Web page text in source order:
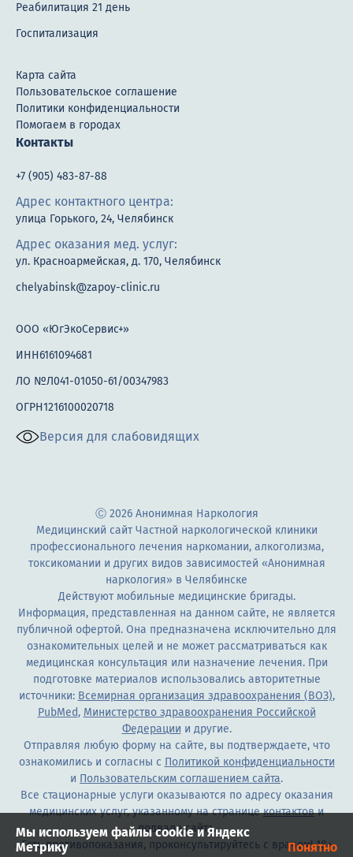
Карта сайта
Пользовательское соглашение
Политики конфиденциальности
Помогаем в городах
Контакты
+7 (905) 483-87-88
Адрес контактного центра:
улица Горького, 24, Челябинск
Адрес оказания мед. услуг:
ул. Красноармейская, д. 170, Челябинск
chelyabinsk@zapoy-clinic.ru
ООО «ЮгЭкоСервис+»
ИНН6161094681
ЛО №Л041-01050-61/00347983
ОГРН1216100020718
Версия для слабовидящих
Реабилитация 21 день
Госпитализация
Ⓒ 2026 Анонимная Наркология
Медицинский сайт Частной наркологической клиники
профессионального лечения наркомании, алкоголизма,
токсикомании и других видов зависимостей «Анонимная
наркология» в Челябинске
Действуют мобильные медицинские бригады.
Информация, представленная на данном сайте, не является
публичной офертой. Она предназначена исключительно для
ознакомительных целей и не может рассматриваться как
медицинская консультация или назначение лечения. При
подготовке материалов использовались авторитетные
источники: Всемирная организация здравоохранения (ВОЗ),
PubMed, Министерство здравоохранения Российской
Федерации и другие.
Отправляя любую форму на сайте, вы подтверждаете, что
ознакомились и согласны с Политикой конфиденциальности
и Пользовательским соглашением сайта.
Все стационарные услуги оказываются по адресу оказания
медицинских услуг, указанному на страницеконтактови
подвале сайта.
Есть противопоказания, проконсультируйтесь с врачом! 18+
Мы используем файлы cookie и Яндекс
Метрику
Понятно